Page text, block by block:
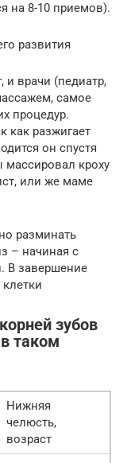
на 8-10 приемов).
развития
и врачи (педиатр,
самое
процедур.
как разжигает
он спустя
кроху
или же маме
разминать
– начиная с
В завершение
зубов
таком
Нижняя
челюсть,
возраст